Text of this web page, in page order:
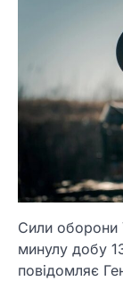
Сили оборони
минулу добу
повідомляє